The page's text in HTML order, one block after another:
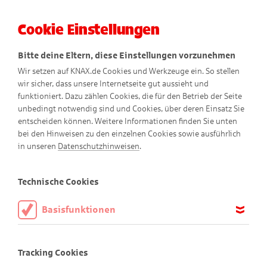
Coole Suchspiele
Viel Spaß beim Finden!
Bist du gut darin Sachen zu entdecken? Dann bist du hier
Cookie Einstellungen
Bitte deine Eltern, diese Einstellungen vorzunehmen
Wir setzen auf KNAX.de Cookies und Werkzeuge ein. So stellen
wir sicher, dass unsere Internetseite gut aussieht und
funktioniert. Dazu zählen Cookies, die für den Betrieb der Seite
unbedingt notwendig sind und Cookies, über deren Einsatz Sie
entscheiden können. Weitere Informationen finden Sie unten
bei den Hinweisen zu den einzelnen Cookies sowie ausführlich
in unseren Datenschutzhinweisen.
Technische Cookies
Basisfunktionen
aktiviert sein.
Tracking Cookies